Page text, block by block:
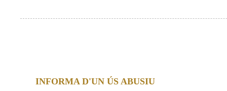
INFORMA D'UN ÚS ABUSIU